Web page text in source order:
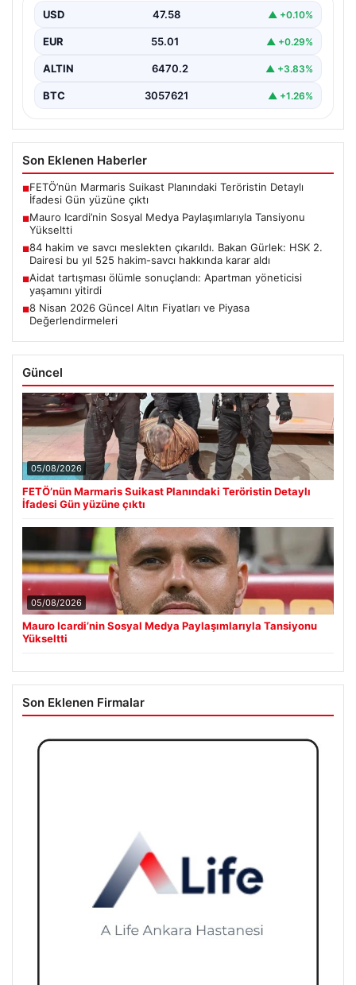
tansiyonlardaki azalma, altın fiyatlarında olumlu bir
seyir…
USD 47.58 ▲ +0.10%
EUR 55.01 ▲ +0.29%
ALTIN 6470.2 ▲ +3.83%
BTC 3057621 ▲ +1.26%
Son Eklenen Haberler
■FETÖ’nün Marmaris Suikast Planındaki Teröristin Detaylı
İfadesi Gün yüzüne çıktı
■Mauro Icardi’nin Sosyal Medya Paylaşımlarıyla Tansiyonu
Yükseltti
■84 hakim ve savcı meslekten çıkarıldı. Bakan Gürlek: HSK 2.
Dairesi bu yıl 525 hakim-savcı hakkında karar aldı
■Aidat tartışması ölümle sonuçlandı: Apartman yöneticisi
yaşamını yitirdi
■8 Nisan 2026 Güncel Altın Fiyatları ve Piyasa
Değerlendirmeleri
Güncel
05/08/2026
FETÖ’nün Marmaris Suikast Planındaki Teröristin Detaylı
İfadesi Gün yüzüne çıktı
05/08/2026
Mauro Icardi’nin Sosyal Medya Paylaşımlarıyla Tansiyonu
Yükseltti
Son Eklenen Firmalar